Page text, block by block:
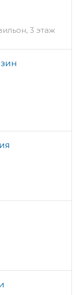
3 этаж